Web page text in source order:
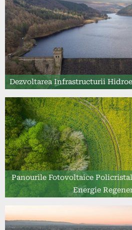
Dezvoltarea Infrastructurii
Panourile Fotovoltaice
Energie